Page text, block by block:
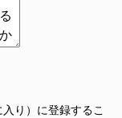
り）に登録するこ